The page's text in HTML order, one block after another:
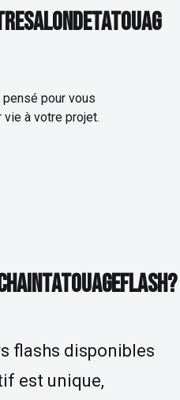
SALON DE
RESALONDETATOUAG
pensé pour vous
vie à votre projet.
TATOUAGE
HAINTATOUAGEFLASH?
flashs disponibles
est unique,